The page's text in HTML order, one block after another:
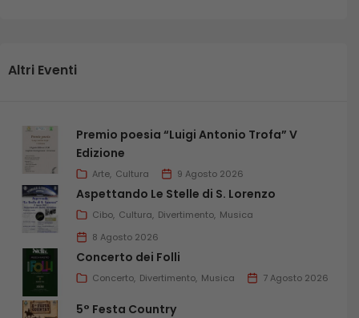
Altri Eventi
Premio poesia “Luigi Antonio Trofa” V
Edizione
Arte Cultura 9 Agosto 2026
Aspettando Le Stelle di S. Lorenzo
Cibo Cultura Divertimento Musica
8 Agosto 2026
Concerto dei Folli
Concerto Divertimento Musica 7 Agosto 2026
5° Festa Country